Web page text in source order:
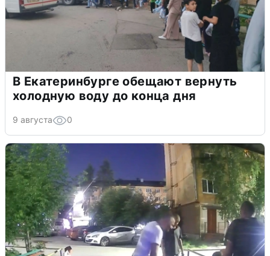
В Екатеринбурге обещают вернуть
холодную воду до конца дня
9 августа 0